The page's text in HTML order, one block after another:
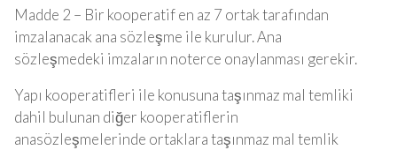
Madde 2 – Bir kooperatif en az 7 ortak tarafından
imzalanacak ana sözleşme ile kurulur. Ana
sözleşmedeki imzaların noterce onaylanması gerekir.
Yapı kooperatifleri ile konusuna taşınmaz mal temliki
dahil bulunan diğer kooperatiflerin
anasözleşmelerinde ortaklara taşınmaz mal temlik